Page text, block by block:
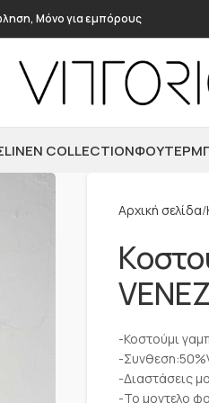
Μόνο για εμπόρους
LINEN COLLECTIONΦΟΎΤΕΡ
Αρχική σελίδα
-Κοστούμι
-
-Διαστάσεις
-Το μοντελο